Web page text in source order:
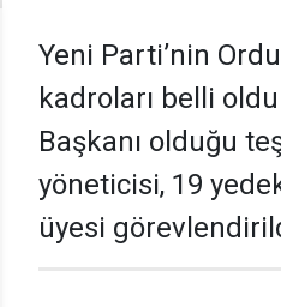
Yeni Parti’nin
kadroları belli
Başkanı olduğu
yöneticisi, 19
üyesi